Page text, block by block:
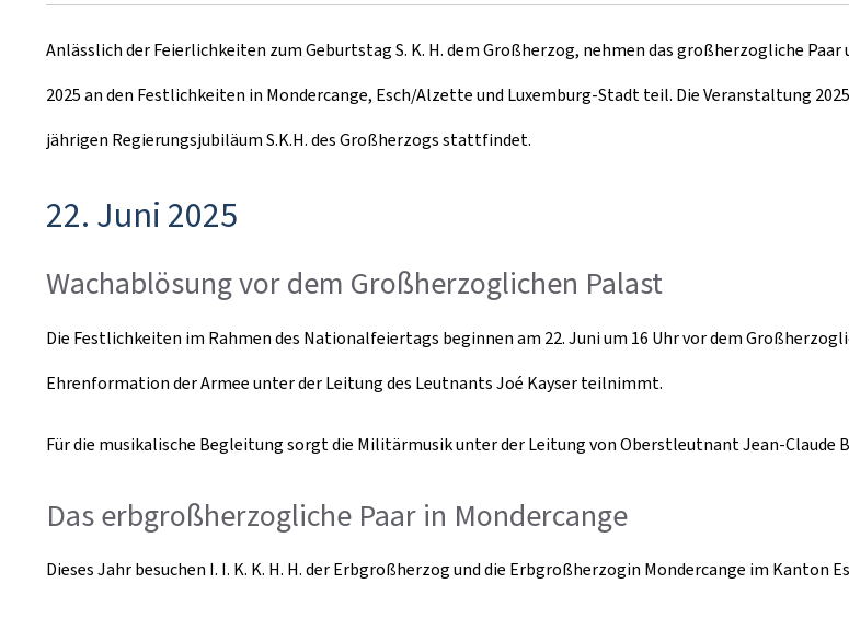
u
m
Anlässlich der Feierlichkeiten zum Geburtstag S. K. H. dem Großherzog, nehmen das großherzogliche
2025 an den Festlichkeiten in Mondercange, Esch/Alzette und Luxemburg-Stadt teil. Die Veranstaltung
jährigen Regierungsjubiläum S.K.H. des Großherzogs stattfindet.
22. Juni 2025
Wachablösung vor dem Großherzoglichen Palast
Die Festlichkeiten im Rahmen des Nationalfeiertags beginnen am 22. Juni um 16 Uhr vor dem
Ehrenformation der Armee unter der Leitung des Leutnants Joé Kayser teilnimmt.
Für die musikalische Begleitung sorgt die Militärmusik unter der Leitung von Oberstleutnant Jean-Claude
Das erbgroßherzogliche Paar in Mondercange
Dieses Jahr besuchen I. I. K. K. H. H. der Erbgroßherzog und die Erbgroßherzogin Mondercange im Kanton